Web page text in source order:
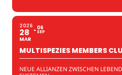
2026
28
MAR
06
SEP
MULTISPEZIES MEMBERS
NEUE ALLIANZEN ZWISCHEN